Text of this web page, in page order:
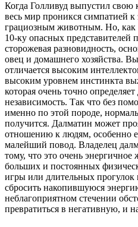
Когда Голливуд выпустил свою
весь мир проникся симпатией
грациозным животным. Но, как
10-ку опасных представителей
сторожевая разновидность,
овец и домашнего хозяйства.
отличается высоким
высоким уровнем инстинкта
которая очень точно
независимость. Так что без
именно по этой породе,
получится. Далматин может
отношению к людям, особенно
малейший повод. Владелец
тому, что это очень энергичное
больших и постоянных
игры или длительных прогулок
сбросить накопившуюся
неблагоприятном стечении
превратиться в негативную, и